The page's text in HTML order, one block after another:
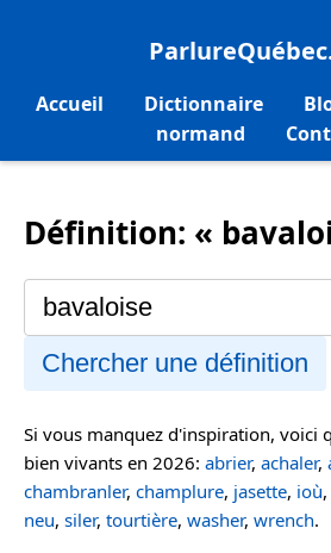
Accueil Dictionnaire
normand
Définition: «
Chercher une définition
Si vous manquez d'inspiration, voici
bien vivants en 2026: abrier, achaler,
chambranler, champlure, jasette, ioù,
neu, siler, tourtière, washer, wrench.